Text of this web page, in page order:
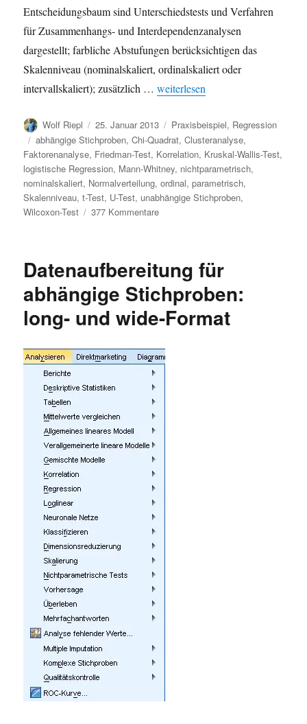
Entscheidungsbaum sind Unterschiedstests und Verfahren
für Zusammenhangs- und Interdependenzanalysen
dargestellt; farbliche Abstufungen berücksichtigen das
Skalenniveau (nominalskaliert, ordinalskaliert oder
intervallskaliert); zusätzlich …„Methodenberatung: Welcher
weiterlesen
Autor
Wolf Riepl
Veröffentlicht
am
25. Januar 2013 Kategorien
Praxisbeispiel, Regression
Schlagwörter
abhängige Stichproben,Chi-Quadrat,Clusteranalyse,
Faktorenanalyse, Friedman-Test, Korrelation, Kruskal-Wallis-Test,
logistische Regression, Mann-Whitney, nichtparametrisch,
nominalskaliert, Normalverteilung,ordinal,parametrisch,
Skalenniveau,t-Test, U-Test, unabhängige Stichproben,
Wilcoxon-Test
377 Kommentarezu
Test
zu
meiner
Fragestellung
meinen
Datenaufbereitung für
abhängige Stichproben:
long- und wide-Format